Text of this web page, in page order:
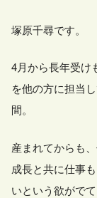
塚原千尋です。
4月から長年受け
を他の方に担当
間。
産まれてからも
成長と共に仕事
いという欲がで